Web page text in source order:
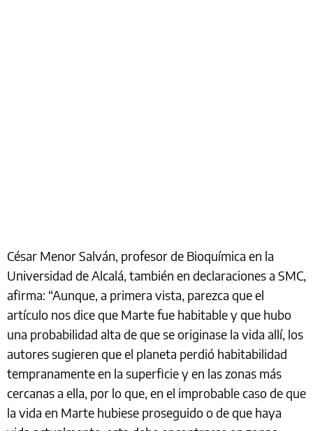
César Menor Salván, profesor de Bioquímica en la
Universidad de Alcalá, también en declaraciones a SMC,
afirma: “Aunque, a primera vista, parezca que el
artículo nos dice que Marte fue habitable y que hubo
una probabilidad alta de que se originase la vida allí, los
autores sugieren que el planeta perdió habitabilidad
tempranamente en la superficie y en las zonas más
cercanas a ella, por lo que, en el improbable caso de que
la vida en Marte hubiese proseguido o de que haya